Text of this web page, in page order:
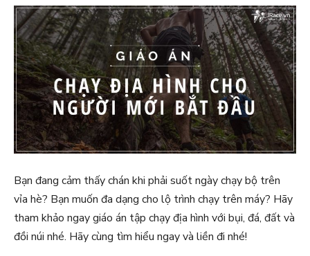
Bạn đang cảm thấy chán khi phải suốt ngày chạy bộ trên
vỉa hè? Bạn muốn đa dạng cho lộ trình chạy trên máy? Hãy
tham khảo ngay giáo án tập chạy địa hình với bụi, đá, đất và
đồi núi nhé. Hãy cùng tìm hiểu ngay và liền đi nhé!